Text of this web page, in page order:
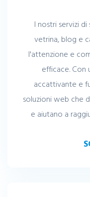
I nostri servizi
vetrina, blog e
l'attenzione e
efficace. Con
accattivante e
soluzioni web che
e aiutano a